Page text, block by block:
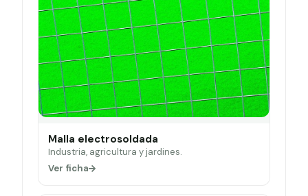
Malla electrosoldada
Industria, agricultura y jardines.
Ver ficha